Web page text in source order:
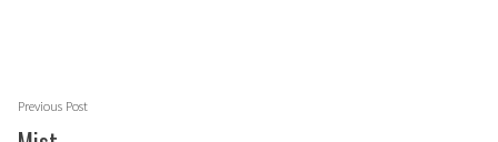
Berichtnavigatie
Previous PostPrevious